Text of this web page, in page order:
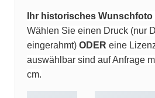
Ihr historisches Wunschfoto
Wählen Sie einen Druck (nur
eingerahmt) ODER eine
auswählbar sind auf Anfrage
cm.